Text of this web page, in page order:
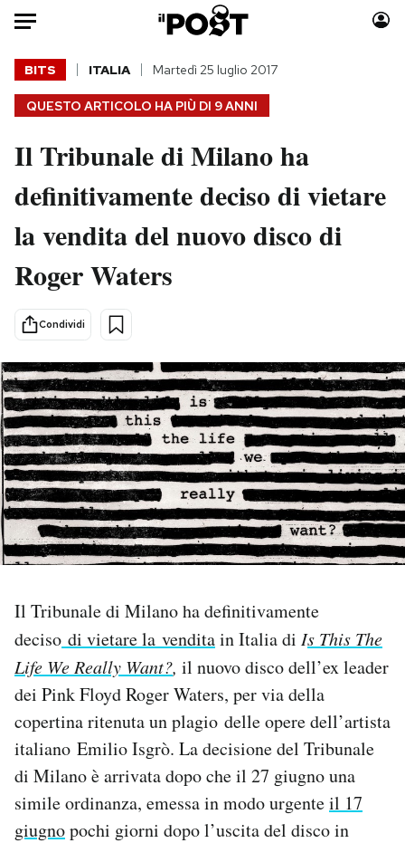
Auto
HOME
Italia
Politica
Tecnologia
Scienza
Cultura
Economia
Sport
Moda
Consumismi
Storie/Idee
Mondiali calcio 2026
PODCAST
NEWSLETTER
I MIEI PREFERITI
SHOP
CALENDARIO
AREA PERSONALE
Area Personale
Newsletter
Notifiche mobile
QUESTO ARTICOLO HA PIÙ DI 9 ANNI
BITS ITALIA Martedì 25 luglio 2017
Il Tribunale di Milano ha
definitivamente deciso di vietare
la vendita del nuovo disco di
Roger Waters
Condividi
Il Tribunale di Milano ha definitivamente
deciso di vietare la venditain Italia di Is This The
Life We Really Want?, il nuovo disco dell’ex leader
dei Pink Floyd Roger Waters, per via della
copertina ritenuta un plagio delle opere dell’artista
italiano Emilio Isgrò. La decisione del Tribunale
di Milano è arrivata dopo che il 27 giugno una
simile ordinanza, emessa in modo urgenteil 17
giugnopochi giorni dopo l’uscita del disco in